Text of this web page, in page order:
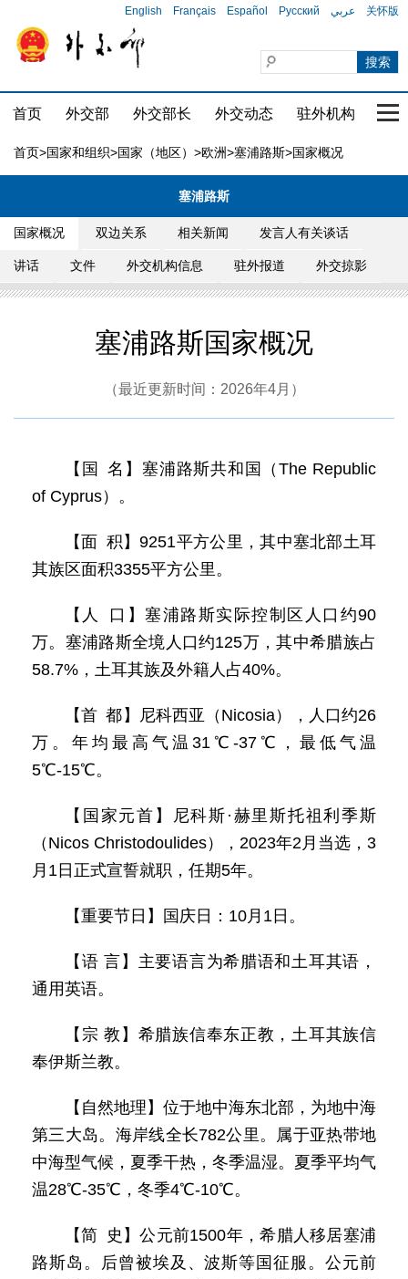
English Français Español Русский عربي 关怀版
首页 外交部 外交部长 外交动态 驻外机构 国
首页>国家和组织>国家（地区） >欧洲>塞浦路斯>国家概况
塞浦路斯
国家概况 双边关系 相关新闻 发言人有关谈话
讲话 文件 外交机构信息 驻外报道 外交掠影
塞浦路斯国家概况
（最近更新时间：2026年4月）
【国 名】塞浦路斯共和国（The Republic
of Cyprus）。
【面 积】9251平方公里，其中塞北部土耳
其族区面积3355平方公里。
【人 口】塞浦路斯实际控制区人口约90
万。塞浦路斯全境人口约125万，其中希腊族占
58.7%，土耳其族及外籍人占40%。
【首 都】尼科西亚（Nicosia），人口约26
万。年均最高气温31℃-37℃，最低气温
5℃-15℃。
【国家元首】尼科斯·赫里斯托祖利季斯
（Nicos Christodoulides），2023年2月当选，3
月1日正式宣誓就职，任期5年。
【重要节日】国庆日：10月1日。
【语 言】主要语言为希腊语和土耳其语，
通用英语。
【宗 教】希腊族信奉东正教，土耳其族信
奉伊斯兰教。
【自然地理】位于地中海东北部，为地中海
第三大岛。海岸线全长782公里。属于亚热带地
中海型气候，夏季干热，冬季温湿。夏季平均气
温28℃-35℃，冬季4℃-10℃。
【简 史】公元前1500年，希腊人移居塞浦
路斯岛。后曾被埃及、波斯等国征服。公元前